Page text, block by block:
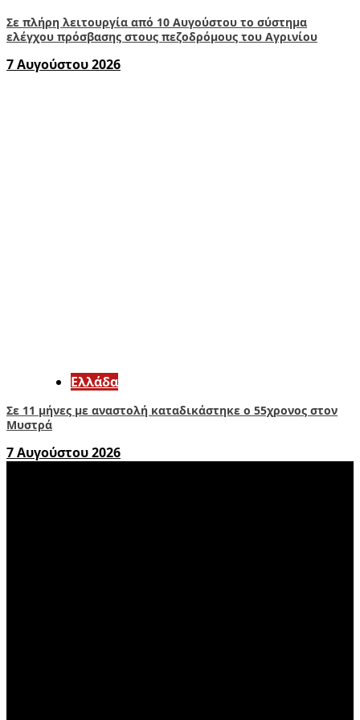
Σε πλήρη λειτουργία από 10 Αυγούστου το σύστημα
ελέγχου πρόσβασης στους πεζοδρόμους του Αγρινίου
7 Αυγούστου 2026
Ελλάδα
Σε 11 μήνες με αναστολή καταδικάστηκε ο 55χρονος στον
Μυστρά
7 Αυγούστου 2026